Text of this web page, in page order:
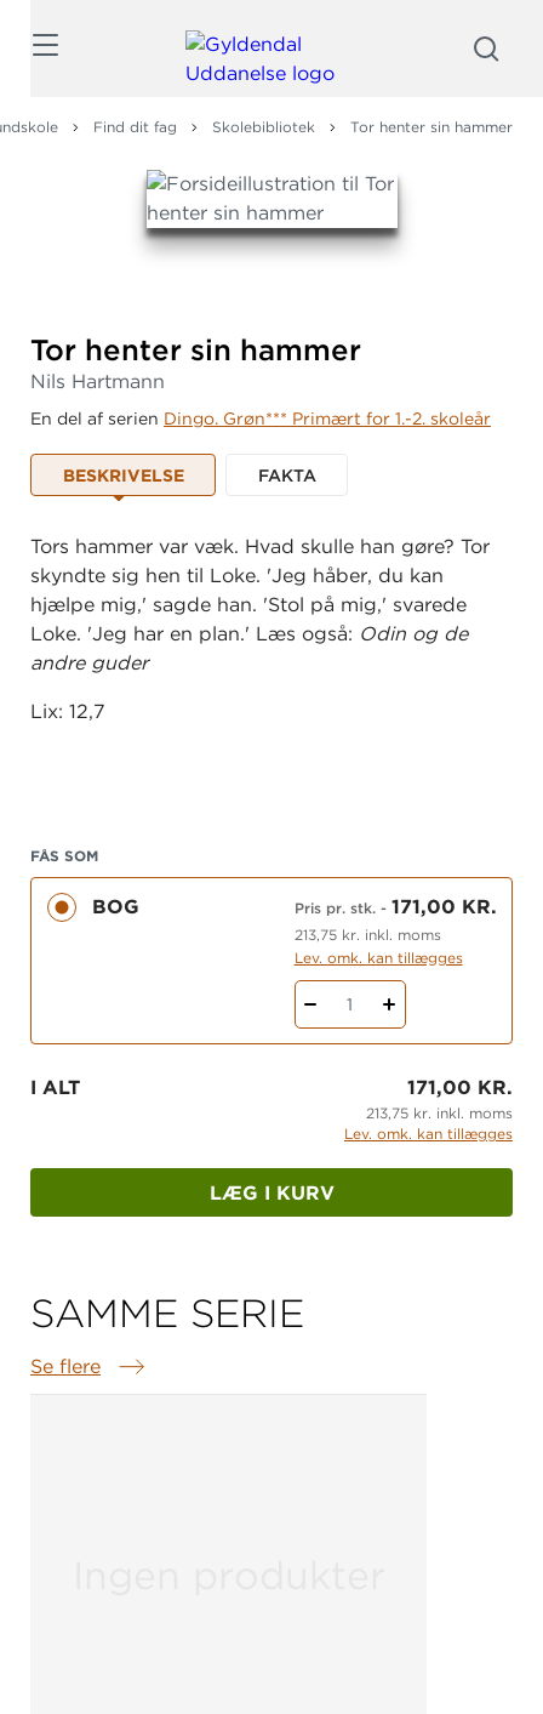
Find dit fag Skolebibliotek Tor henter sin hammer
Tor henter sin hammer
Nils Hartmann
En del af serien Dingo. Grøn*** Primært for 1.-2. skoleår
BESKRIVELSE FAKTA
Tors hammer var væk. Hvad skulle han gøre? Tor
skyndte sig hen til Loke. 'Jeg håber, du kan
hjælpe mig,' sagde han. 'Stol på mig,' svarede
Loke. 'Jeg har en plan.' Læs også: Odin og de
andre guder
Lix: 12,7
FÅS SOM
BOG Pris pr. stk.- 171,00 KR.
213,75 kr. inkl. moms
Lev. omk. kan tillægges
1
I ALT 171,00 KR.
213,75 kr. inkl. moms
Lev. omk. kan tillægges
LÆG I KURV
SAMME SERIE
Se flere
Samme serie